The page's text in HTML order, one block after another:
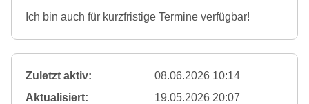
Ich bin auch für kurzfristige Termine verfügbar!
Zuletzt aktiv:
08.06.2026 10:14
Aktualisiert:
19.05.2026 20:07